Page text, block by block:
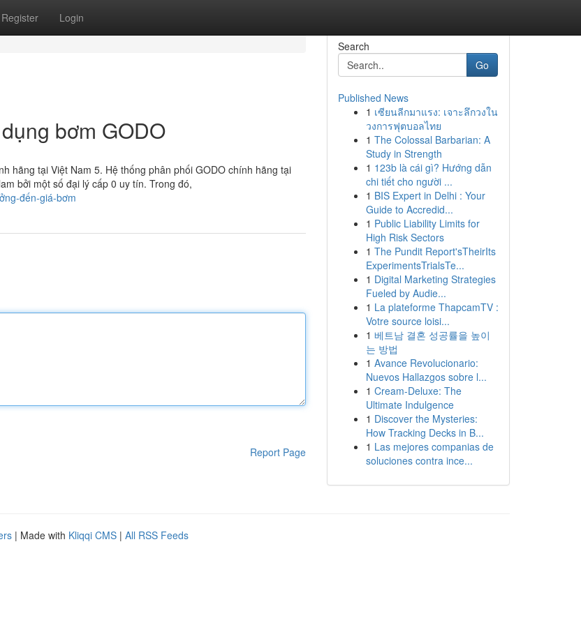
Register Login
bơm GODO
hãng tại Việt Nam 5. Hệ thống phân phối GODO chính hãng tại
bởi một số đại lý cấp 0 uy tín. Trong đó,
đến-giá-bơm
Report Page
Search
Go
Published News
1 เซียนลีกมาแรง: เจาะลึกวงใน
วงการฟุตบอลไทย
1 The Colossal Barbarian: A
Study in Strength
1 123b là cái gì? Hướng dẫn
chi tiết cho người ...
1 BIS Expert in Delhi : Your
Guide to Accredid...
1 Public Liability Limits for
High Risk Sectors
1 The Pundit Report'sTheirIts
ExperimentsTrialsTe...
1 Digital Marketing Strategies
Fueled by Audie...
1 La plateforme ThapcamTV :
Votre source loisi...
1 베트남 결혼 성공률을 높이
는 방법
1 Avance Revolucionario:
Nuevos Hallazgos sobre l...
1 Cream-Deluxe: The
Ultimate Indulgence
1 Discover the Mysteries:
How Tracking Decks in B...
1 Las mejores companias de
soluciones contra ince...
| Made with Kliqqi CMS | All RSS Feeds